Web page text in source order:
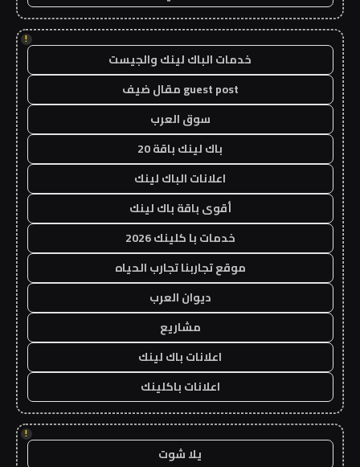
!
خدمات الباك لينك والجيست
guest post مقال ضيف
سوق العرب
باك لينك باقة 20
اعلانات الباك لينك
أقوى باقة باك لينك
خدمات با كلينك 2026
موقع تجاربنا تجارب الحياه
ديوان العرب
مشاريع
اعلانات باك لينك
اعلانات باكلينك
!
يلا شوت